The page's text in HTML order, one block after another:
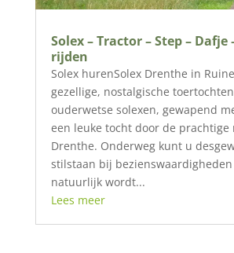
Solex – Tractor – Step – Dafje
rijden
Solex hurenSolex Drenthe in
gezellige, nostalgische
ouderwetse solexen, gewapend
een leuke tocht door de prachtige
Drenthe. Onderweg kunt u
stilstaan bij bezienswaardigheden
natuurlijk wordt...
Lees meer